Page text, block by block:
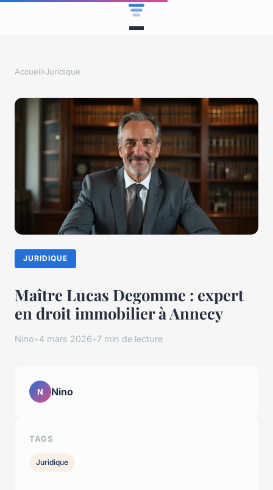
Accueil›Juridique
JURIDIQUE
Maître Lucas Degomme : expert
en droit immobilier à Annecy
Nino•4 mars 2026•7 min de lecture
N Nino
TAGS
Juridique